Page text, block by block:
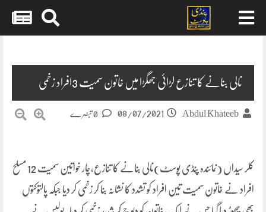
نالی بنانے کا تنازع لڑائی جھگڑا میں خاتون سمیت 3افراد زخمی
Abdul Khateeb
08/07/2021
کلر سیداں (نمائندہ پنڈی پوسٹ)نالی بنانے کا تنازع،چار خواتین سمیت 12 مسلح
افراد نے خاتون سمیت تین افراد کو تشدد کا نشانہ بنا کر زخمی کر دیا جبکہ پالتوکتوں